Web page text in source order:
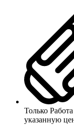
Только Работа
указанную